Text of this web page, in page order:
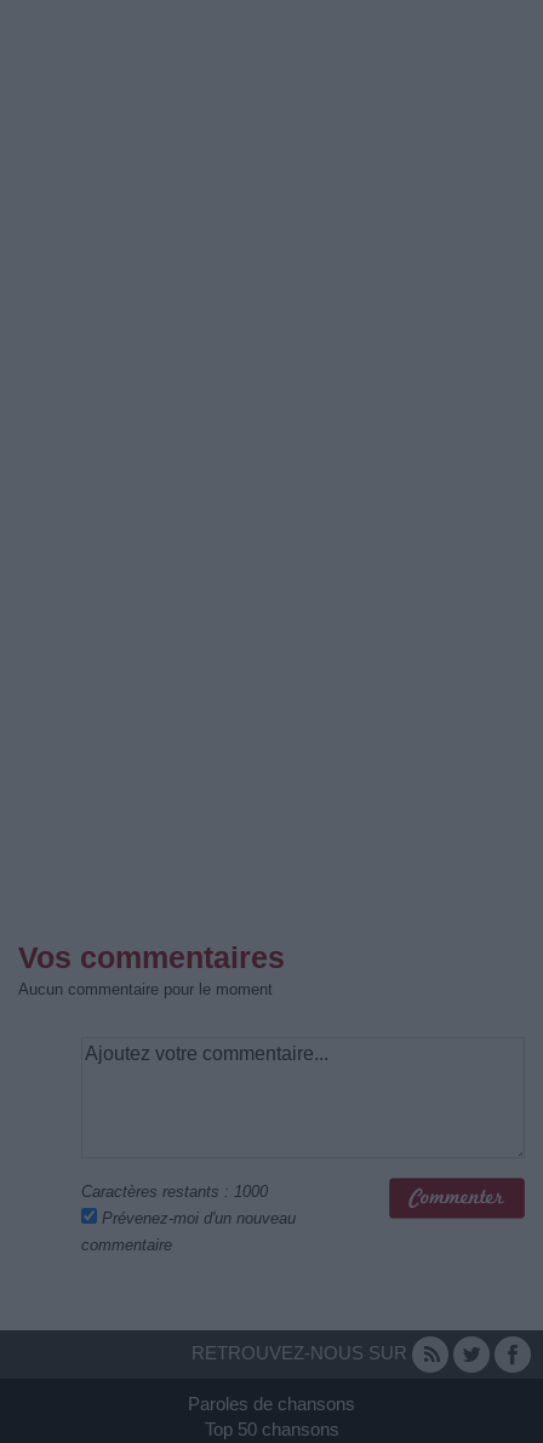
Vos commentaires
Aucun commentaire pour le moment
Caractères restants : 1000
Prévenez-moi d'un nouveau
commentaire
RETROUVEZ-NOUS SUR
Paroles de chansons
Top 50 chansons